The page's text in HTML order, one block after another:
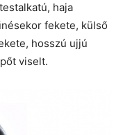
haja
fekete, külső
hosszú ujjú
viselt.